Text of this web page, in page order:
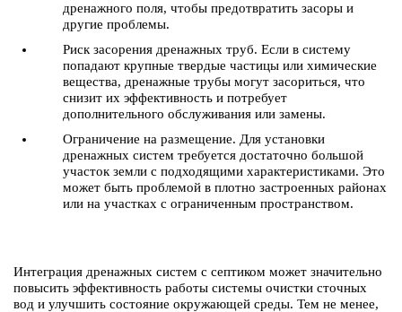
дренажного поля, чтобы предотвратить засоры и
другие проблемы.
Риск засорения дренажных труб. Если в систему
попадают крупные твердые частицы или химические
вещества, дренажные трубы могут засориться, что
снизит их эффективность и потребует
дополнительного обслуживания или замены.
Ограничение на размещение. Для установки
дренажных систем требуется достаточно большой
участок земли с подходящими характеристиками. Это
может быть проблемой в плотно застроенных районах
или на участках с ограниченным пространством.
Интеграция дренажных систем с септиком может значительно
повысить эффективность работы системы очистки сточных
вод и улучшить состояние окружающей среды. Тем не менее,